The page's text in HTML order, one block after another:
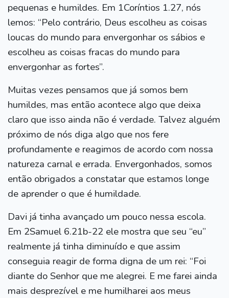
pequenas e humildes. Em 1Coríntios 1.27, nós
lemos: “Pelo contrário, Deus escolheu as coisas
loucas do mundo para envergonhar os sábios e
escolheu as coisas fracas do mundo para
envergonhar as fortes”.
Muitas vezes pensamos que já somos bem
humildes, mas então acontece algo que deixa
claro que isso ainda não é verdade. Talvez alguém
próximo de nós diga algo que nos fere
profundamente e reagimos de acordo com nossa
natureza carnal e errada. Envergonhados, somos
então obrigados a constatar que estamos longe
de aprender o que é humildade.
Davi já tinha avançado um pouco nessa escola.
Em 2Samuel 6.21b-22 ele mostra que seu “eu”
realmente já tinha diminuído e que assim
conseguia reagir de forma digna de um rei: “Foi
diante do Senhor que me alegrei. E me farei ainda
mais desprezível e me humilharei aos meus